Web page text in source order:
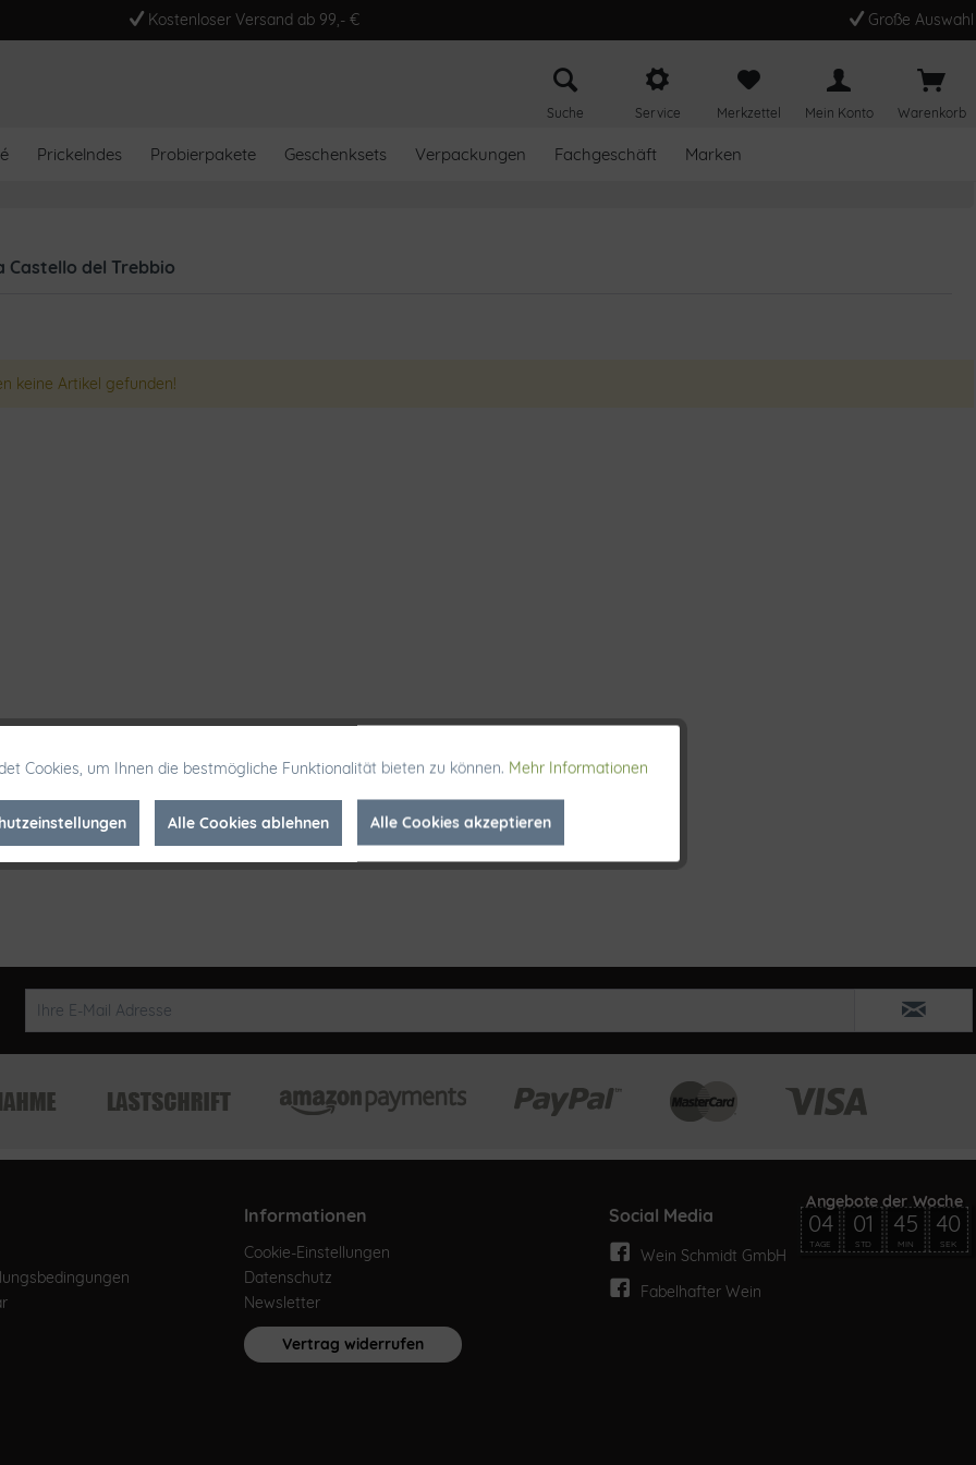
Kostenloser Versand ab 99,- € Große Auswahl
Suche Service Merkzettel Mein Konto Warenkorb
Prickelndes Probierpakete Geschenksets Verpackungen Fachgeschäft Marken
Castello del Trebbio
keine Artikel gefunden!
Informationen
Cookie-Einstellungen
Datenschutz
Newsletter
Vertrag widerrufen
Social Media
Wein Schmidt GmbH
Fabelhafter Wein
Aktiv
Inaktiv
Cookies, um Ihnen die bestmögliche Funktionalität bieten zu können. Mehr Informationen
Alle Cookies ablehnen Alle Cookies akzeptieren
04
TAGE
01
STD
45
MIN
40
SEK